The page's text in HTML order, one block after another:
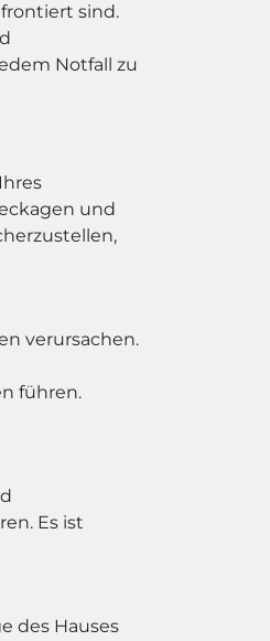
sind.
Notfall zu
und
verursachen.
führen.
Es ist
des Hauses